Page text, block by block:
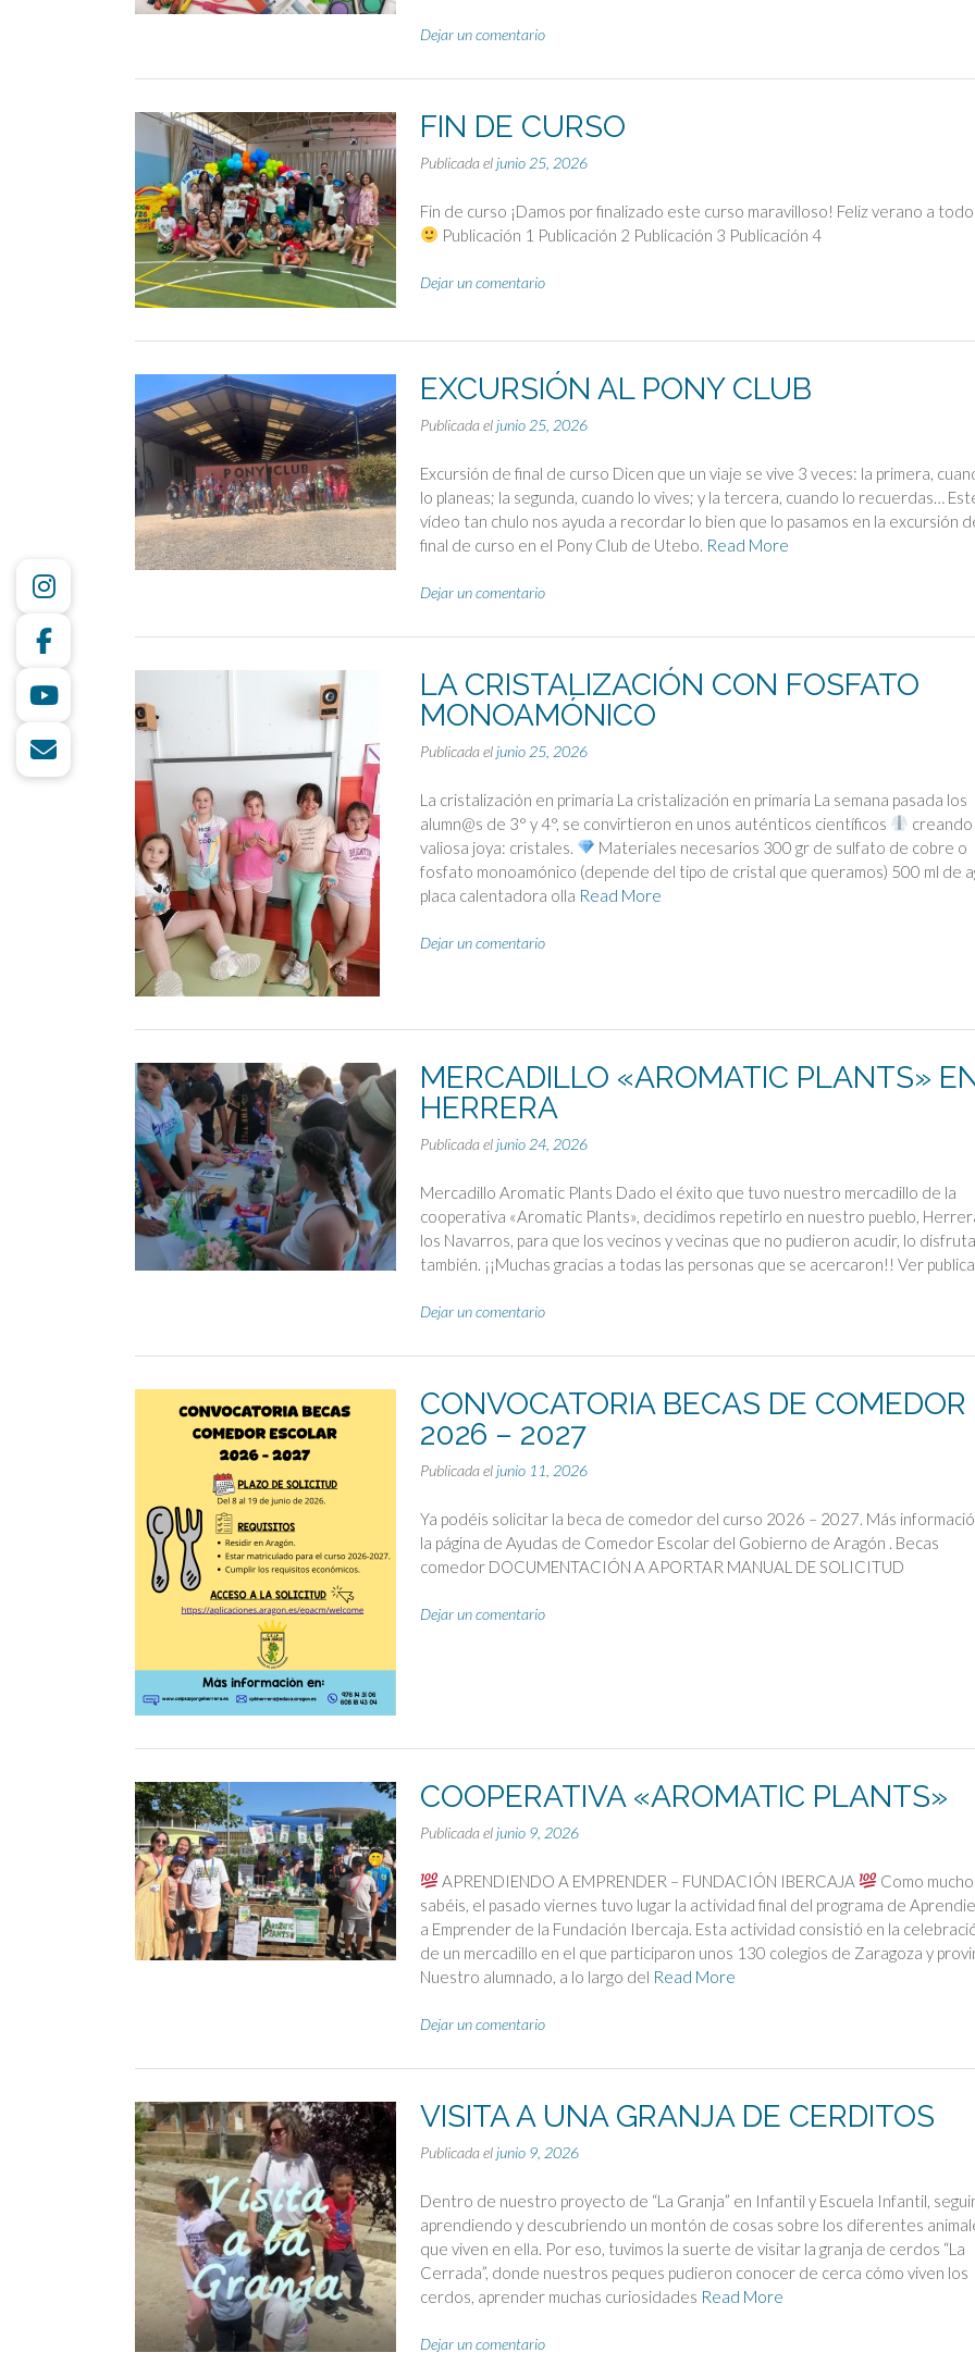
Dejar un comentario
FIN DE CURSO
Publicada el junio 25, 2026
Fin de curso ¡Damos por finalizado este curso maravilloso! Feliz verano a
Publicación 1 Publicación 2 Publicación 3 Publicación 4
Dejar un comentario
EXCURSIÓN AL PONY CLUB
Publicada el junio 25, 2026
Excursión de final de curso Dicen que un viaje se vive 3 veces: la primera,
lo planeas; la segunda, cuando lo vives; y la tercera, cuando lo recuerdas…
vídeo tan chulo nos ayuda a recordar lo bien que lo pasamos en la excursión
final de curso en el Pony Club de Utebo. Read More
Dejar un comentario
LA CRISTALIZACIÓN CON FOSFATO
MONOAMÓNICO
Publicada el junio 25, 2026
La cristalización en primaria La cristalización en primaria La semana pasada los
alumn@s de 3° y 4°, se convirtieron en unos auténticos científicos
creando
valiosa joya: cristales.
Materiales necesarios 300 gr de sulfato de cobre o
fosfato monoamónico (depende del tipo de cristal que queramos) 500 ml de
placa calentadora olla Read More
Dejar un comentario
MERCADILLO «AROMATIC PLANTS»
HERRERA
Publicada el junio 24, 2026
Mercadillo Aromatic Plants Dado el éxito que tuvo nuestro mercadillo de la
cooperativa «Aromatic Plants», decidimos repetirlo en nuestro pueblo,
los Navarros, para que los vecinos y vecinas que no pudieron acudir, lo
también. ¡¡Muchas gracias a todas las personas que se acercaron!! Ver
Dejar un comentario
CONVOCATORIA BECAS DE COMEDOR
2026 – 2027
Publicada el junio 11, 2026
Ya podéis solicitar la beca de comedor del curso 2026 – 2027. Más
la página de Ayudas de Comedor Escolar del Gobierno de Aragón . Becas
comedor DOCUMENTACIÓN A APORTAR MANUAL DE SOLICITUD
Dejar un comentario
COOPERATIVA «AROMATIC PLANTS»
Publicada el junio 9, 2026
APRENDIENDO A EMPRENDER – FUNDACIÓN IBERCAJA
Como
sabéis, el pasado viernes tuvo lugar la actividad final del programa de
a Emprender de la Fundación Ibercaja. Esta actividad consistió en la
de un mercadillo en el que participaron unos 130 colegios de Zaragoza y
Nuestro alumnado, a lo largo del Read More
Dejar un comentario
VISITA A UNA GRANJA DE CERDITOS
Publicada el junio 9, 2026
Dentro de nuestro proyecto de “La Granja” en Infantil y Escuela Infantil,
aprendiendo y descubriendo un montón de cosas sobre los diferentes
que viven en ella. Por eso, tuvimos la suerte de visitar la granja de cerdos “La
Cerrada”, donde nuestros peques pudieron conocer de cerca cómo viven los
cerdos, aprender muchas curiosidades Read More
Dejar un comentario